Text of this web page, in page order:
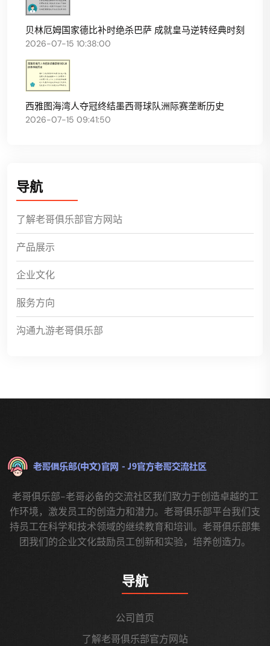
贝林厄姆国家德比补时绝杀巴萨 成就皇马逆转经典时刻
2026-07-15 10:38:00
西雅图海湾人夺冠终结墨西哥球队洲际赛垄断历史
2026-07-15 09:41:50
导航
了解老哥俱乐部官方网站
产品展示
企业文化
服务方向
沟通九游老哥俱乐部
老哥俱乐部-老哥必备的交流社区我们致力于创造卓越的工
作环境，激发员工的创造力和潜力。老哥俱乐部平台我们支
持员工在科学和技术领域的继续教育和培训。老哥俱乐部集
团我们的企业文化鼓励员工创新和实验，培养创造力。
导航
公司首页
了解老哥俱乐部官方网站